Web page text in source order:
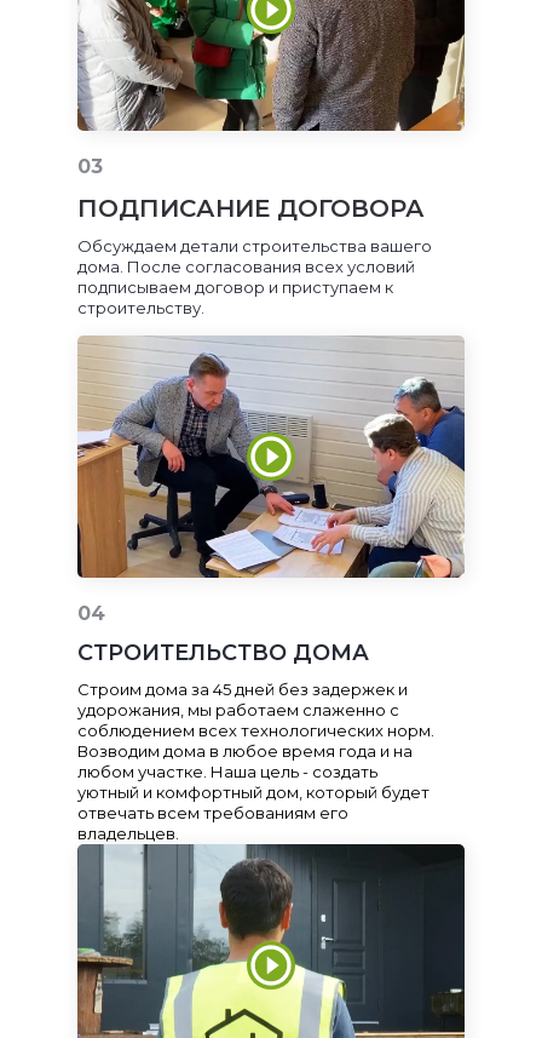
Обсуждаем детали строительства вашего
дома. После согласования всех условий
подписываем договор и приступаем к
строительству.
03
СТРОИТЕЛЬСТВО ДОМА
04
Строим дома за 45 дней без задержек и
удорожания, мы работаем слаженно с
соблюдением всех технологических норм.
Возводим дома в любое время года и на
любом участке. Наша цель - создать
уютный и комфортный дом, который будет
отвечать всем требованиям его
владельцев.
ПОДПИСАНИЕ ДОГОВОРА